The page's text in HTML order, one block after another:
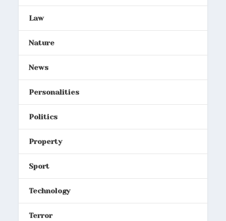
Law
Nature
News
Personalities
Politics
Property
Sport
Technology
Terror